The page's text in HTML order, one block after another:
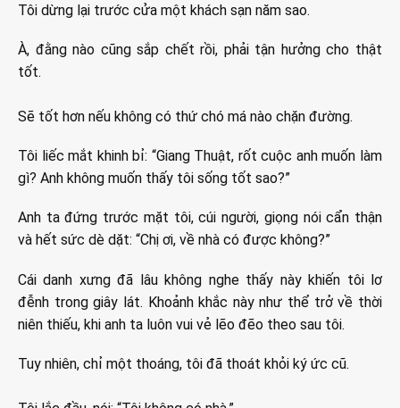
Tôi dừng lại trước cửa một khách sạn năm sao.
À, đằng nào cũng sắp chết rồi, phải tận hưởng cho thật
tốt.
Sẽ tốt hơn nếu không có thứ chó má nào chặn đường.
Tôi liếc mắt khinh bỉ: “Giang Thuật, rốt cuộc anh muốn làm
gì? Anh không muốn thấy tôi sống tốt sao?”
Anh ta đứng trước mặt tôi, cúi người, giọng nói cẩn thận
và hết sức dè dặt: “Chị ơi, về nhà có được không?”
Cái danh xưng đã lâu không nghe thấy này khiến tôi lơ
đễnh trong giây lát. Khoảnh khắc này như thể trở về thời
niên thiếu, khi anh ta luôn vui vẻ lẽo đẽo theo sau tôi.
Tuy nhiên, chỉ một thoáng, tôi đã thoát khỏi ký ức cũ.